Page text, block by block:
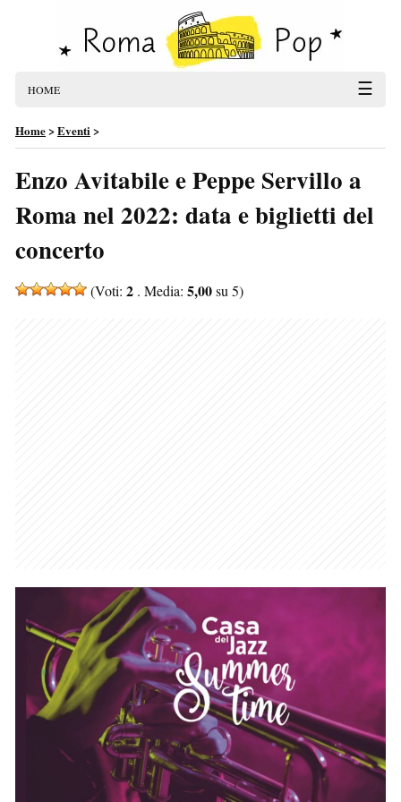
HOME ☰
Home>Eventi>
Enzo Avitabile e Peppe Servillo a
Roma nel 2022: data e biglietti del
concerto
(Voti: 2 . Media: 5,00su 5)